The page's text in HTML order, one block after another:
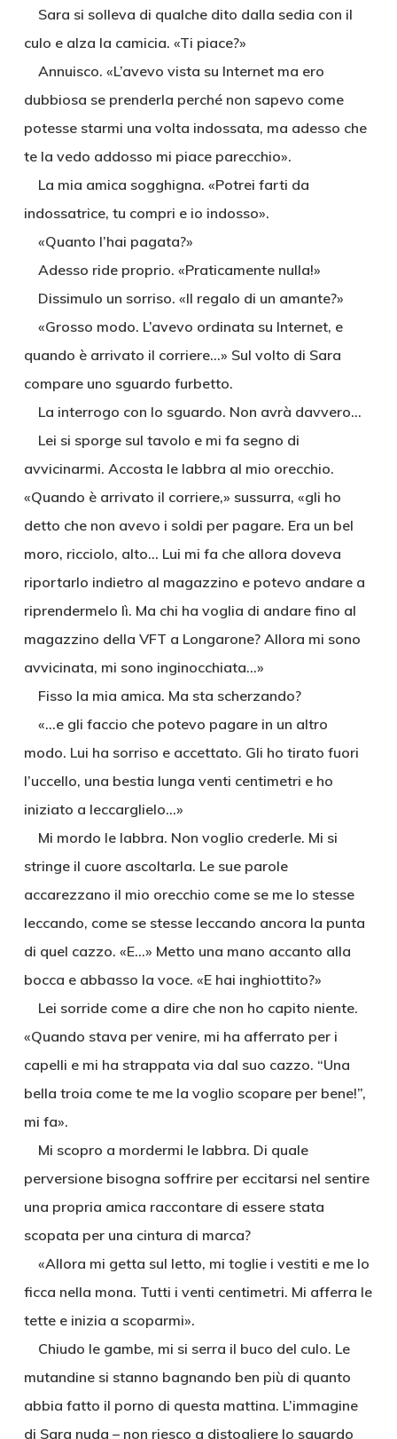
Sara si solleva di qualche dito dalla sedia con il
culo e alza la camicia. «Ti piace?»
Annuisco. «L’avevo vista su Internet ma ero
dubbiosa se prenderla perché non sapevo come
potesse starmi una volta indossata, ma adesso che
te la vedo addosso mi piace parecchio».
La mia amica sogghigna. «Potrei farti da
indossatrice, tu compri e io indosso».
«Quanto l’hai pagata?»
Adesso ride proprio. «Praticamente nulla!»
Dissimulo un sorriso. «Il regalo di un amante?»
«Grosso modo. L’avevo ordinata su Internet, e
quando è arrivato il corriere…» Sul volto di Sara
compare uno sguardo furbetto.
La interrogo con lo sguardo. Non avrà davvero…
Lei si sporge sul tavolo e mi fa segno di
avvicinarmi. Accosta le labbra al mio orecchio.
«Quando è arrivato il corriere,» sussurra, «gli ho
detto che non avevo i soldi per pagare. Era un bel
moro, ricciolo, alto… Lui mi fa che allora doveva
riportarlo indietro al magazzino e potevo andare a
riprendermelo lì. Ma chi ha voglia di andare fino al
magazzino della VFT a Longarone? Allora mi sono
avvicinata, mi sono inginocchiata…»
Fisso la mia amica. Ma sta scherzando?
«…e gli faccio che potevo pagare in un altro
modo. Lui ha sorriso e accettato. Gli ho tirato fuori
l’uccello, una bestia lunga venti centimetri e ho
iniziato a leccarglielo…»
Mi mordo le labbra. Non voglio crederle. Mi si
stringe il cuore ascoltarla. Le sue parole
accarezzano il mio orecchio come se me lo stesse
leccando, come se stesse leccando ancora la punta
di quel cazzo. «E…» Metto una mano accanto alla
bocca e abbasso la voce. «E hai inghiottito?»
Lei sorride come a dire che non ho capito niente.
«Quando stava per venire, mi ha afferrato per i
capelli e mi ha strappata via dal suo cazzo. “Una
bella troia come te me la voglio scopare per bene!”,
mi fa».
Mi scopro a mordermi le labbra. Di quale
perversione bisogna soffrire per eccitarsi nel sentire
una propria amica raccontare di essere stata
scopata per una cintura di marca?
«Allora mi getta sul letto, mi toglie i vestiti e me lo
ficca nella mona. Tutti i venti centimetri. Mi afferra le
tette e inizia a scoparmi».
Chiudo le gambe, mi si serra il buco del culo. Le
mutandine si stanno bagnando ben più di quanto
abbia fatto il porno di questa mattina. L’immagine
di Sara nuda – non riesco a distogliere lo sguardo